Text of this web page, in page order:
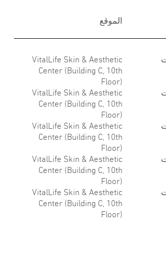
الموقع
VitalLife Skin & Aesthetic
Center (Building C, 10th
Floor)
VitalLife Skin & Aesthetic
Center (Building C, 10th
Floor)
VitalLife Skin & Aesthetic
Center (Building C, 10th
Floor)
VitalLife Skin & Aesthetic
Center (Building C, 10th
Floor)
VitalLife Skin & Aesthetic
Center (Building C, 10th
Floor)